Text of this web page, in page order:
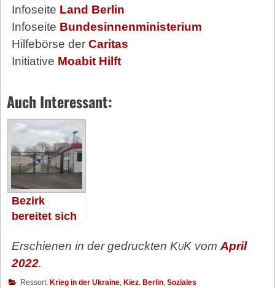
Infoseite Land Berlin
Infoseite Bundesinnenministerium
Hilfebörse der Caritas
Initiative Moabit Hilft
Auch Interessant:
Bezirk
bereitet sich
Flüchtlinge
vor
Erschienen in der gedruckten KuKvomApril
2022.
Ressort: Krieg in der Ukraine, Kiez, Berlin, Soziales